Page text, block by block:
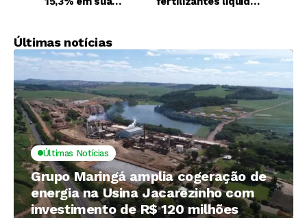
Últimas notícias
Últimas Notícias
Grupo Maringá amplia cogeração de
energia na Usina Jacarezinho com
investimento de R$ 120 milhões